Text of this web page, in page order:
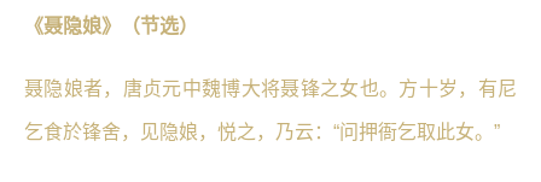
《聂隐娘》（节选）
聂隐娘者，唐贞元中魏博大将聂锋之女也。方十岁，有尼
乞食於锋舍，见隐娘，悦之，乃云：“问押衙乞取此女。”